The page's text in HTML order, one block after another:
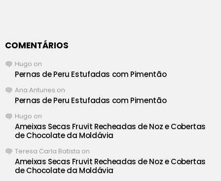
COMENTÁRIOS
Hugo on
Pernas de Peru Estufadas com Pimentão
Ana Antunes on
Pernas de Peru Estufadas com Pimentão
Hugo on
Ameixas Secas Fruvit Recheadas de Noz e Cobertas
de Chocolate da Moldávia
Teresa Carla Batista on
Ameixas Secas Fruvit Recheadas de Noz e Cobertas
de Chocolate da Moldávia